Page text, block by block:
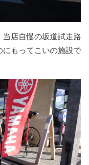
当店自慢の坂道試走路
にもってこいの施設で